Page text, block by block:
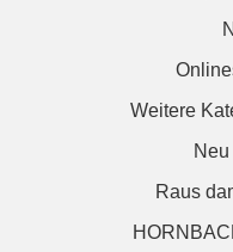
Weitere
Raus